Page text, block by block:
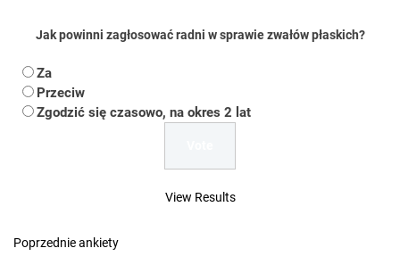
Jak powinni zagłosować radni w sprawie zwałów płaskich?
Za
Przeciw
Zgodzić się czasowo, na okres 2 lat
View Results
Poprzednie ankiety